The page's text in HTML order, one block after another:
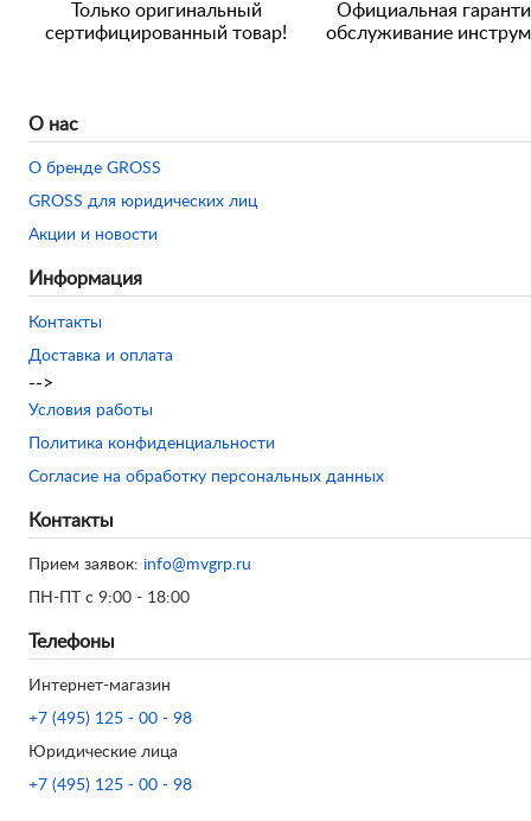
Только оригинальный
сертифицированный товар!
Официальная
обслуживание
О нас
О бренде GROSS
GROSS для юридических лиц
Акции и новости
Информация
Контакты
Доставка и оплата
-->
Условия работы
Политика конфиденциальности
Согласие на обработку персональных данных
Контакты
Прием заявок: info@mvgrp.ru
ПН-ПТ с 9:00 - 18:00
Телефоны
Интернет-магазин
+7 (495) 125 - 00 - 98
Юридические лица
+7 (495) 125 - 00 - 98